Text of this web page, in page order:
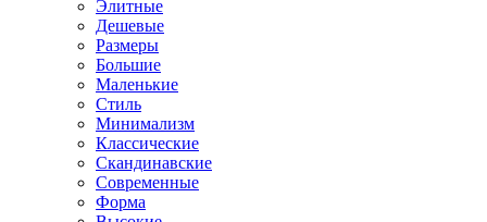
Элитные
Дешевые
Размеры
Большие
Маленькие
Стиль
Минимализм
Классические
Скандинавские
Современные
Форма